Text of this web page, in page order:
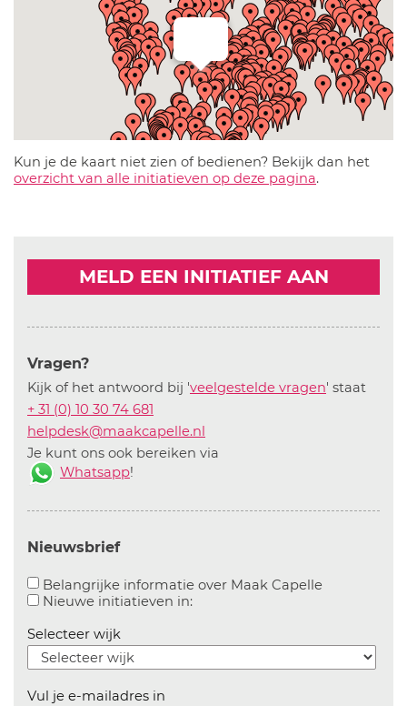
Kun je de kaart niet zien of bedienen? Bekijk dan het
overzicht van alle initiatieven op deze pagina.
MELD EEN INITIATIEF AAN
Vragen?
Kijk of het antwoord bij 'veelgestelde vragen' staat
+ 31 (0) 10 30 74 681
helpdesk@maakcapelle.nl
Je kunt ons ook bereiken via
Whatsapp!
Nieuwsbrief
Belangrijke informatie over Maak CapelleAanvinken
Nieuwe initiatieven in:Aanvinken om informatie over
Selecteer wijk
Vul je e-mailadres in